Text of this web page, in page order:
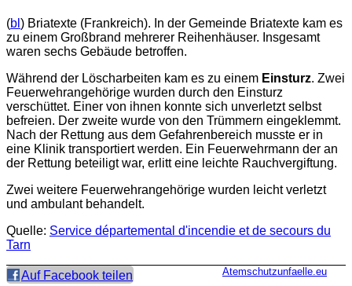
(bl ) Briatexte (Frankreich). In der Gemeinde Briatexte kam es
zu einem Großbrand mehrerer Reihenhäuser. Insgesamt
waren sechs Gebäude betroffen.
Während der Löscharbeiten kam es zu einem Einsturz. Zwei
Feuerwehrangehörige wurden durch den Einsturz
verschüttet. Einer von ihnen konnte sich unverletzt selbst
befreien. Der zweite wurde von den Trümmern eingeklemmt.
Nach der Rettung aus dem Gefahrenbereich musste er in
eine Klinik transportiert werden. Ein Feuerwehrmann der an
der Rettung beteiligt war, erlitt eine leichte Rauchvergiftung.
Zwei weitere Feuerwehrangehörige wurden leicht verletzt
und ambulant behandelt.
Quelle: Service départemental d'incendie et de secours du
Tarn
Auf Facebook teilen Atemschutzunfaelle.eu